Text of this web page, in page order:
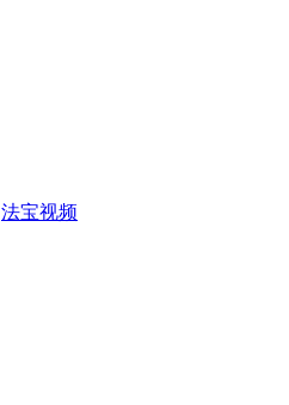
法宝视频